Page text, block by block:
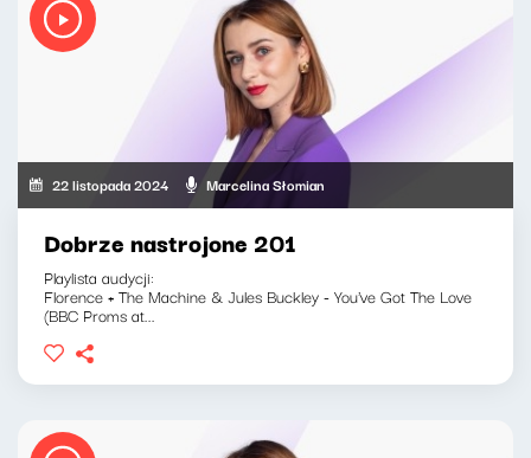
22 listopada 2024 Marcelina Słomian
Dobrze nastrojone 201
Playlista audycji:
Florence + The Machine & Jules Buckley - You've Got The Love
(BBC Proms at...